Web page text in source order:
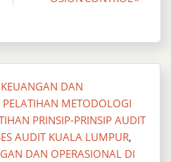
DAN
PELATIHAN METODOLOGI
PRINSIP-PRINSIP AUDIT
AUDIT KUALA LUMPUR,
DAN OPERASIONAL DI